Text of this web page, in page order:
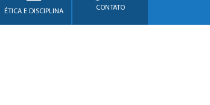
ÉTICA E DISCIPLINA CONTATO